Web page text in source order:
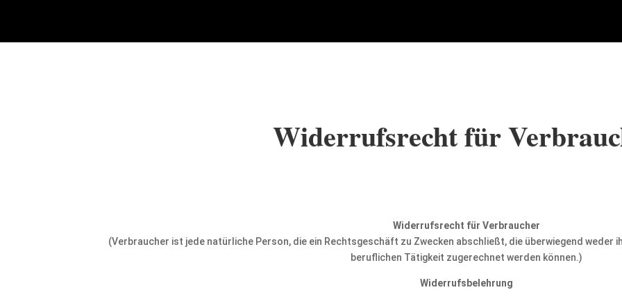
Widerrufsrecht für
Widerrufsrecht für Verbraucher
(Verbraucher ist jede natürliche Person, die ein Rechtsgeschäft zu Zwecken abschließt, die überwiegend
beruflichen Tätigkeit zugerechnet werden können.)
Widerrufsbelehrung